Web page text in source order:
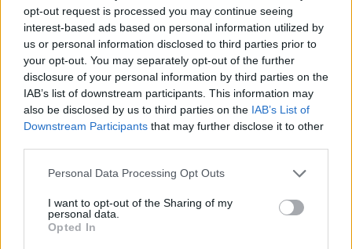
opt-out request is processed you may continue seeing
interest-based ads based on personal information utilized by
us or personal information disclosed to third parties prior to
your opt-out. You may separately opt-out of the further
disclosure of your personal information by third parties on the
IAB’s list of downstream participants. This information may
also be disclosed by us to third parties on the IAB’s List of
Downstream Participants that may further disclose it to other
Personal Data Processing Opt Outs
I want to opt-out of the Sharing of my
personal data.
Opted In
Virgilio Machado